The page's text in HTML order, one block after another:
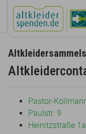
Pastor-
Paulstr. 9
Heinitzstraße 1a